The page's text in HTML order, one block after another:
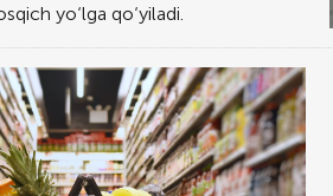
yo‘lga qo‘yiladi.